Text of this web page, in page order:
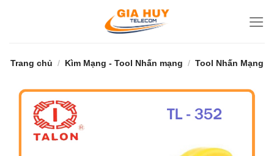
Trang chủ / Kìm Mạng - Tool Nhấn mạng / Tool Nhấn Mạng